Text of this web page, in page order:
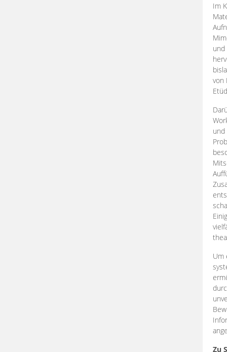
Im
und
von
und
Um
Zu